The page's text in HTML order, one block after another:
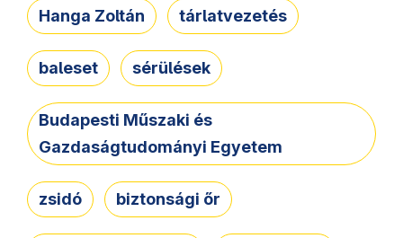
Hanga Zoltán tárlatvezetés
baleset sérülések
Budapesti Műszaki és
Gazdaságtudományi Egyetem
zsidó biztonsági őr